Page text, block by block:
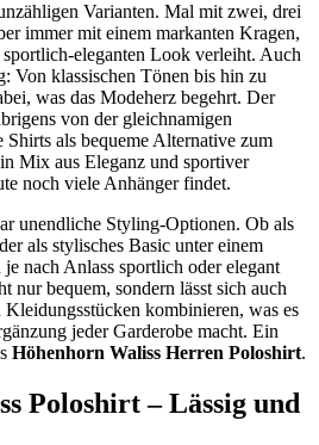
Varianten. Mal mit zwei, drei
immer mit einem markanten Kragen,
eleganten Look verleiht. Auch
Von klassischen Tönen bis hin zu
was das Modeherz begehrt. Der
von der gleichnamigen
Shirts als bequeme Alternative zum
Mix aus Eleganz und sportiver
noch viele Anhänger findet.
unendliche Styling-Optionen. Ob als
als stylisches Basic unter einem
nach Anlass sportlich oder elegant
nur bequem, sondern lässt sich auch
kombinieren, was es
jeder Garderobe macht. Ein
Höhenhorn Waliss Herren Poloshirt.
Poloshirt – Lässig und